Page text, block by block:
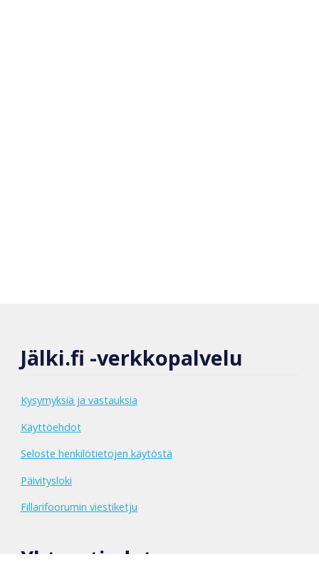
Jälki.fi -verkkopalvelu
Kysymyksiä ja vastauksia
Käyttöehdot
Seloste henkilötietojen käytöstä
Päivitysloki
Fillarifoorumin viestiketju
Yhteystiedot